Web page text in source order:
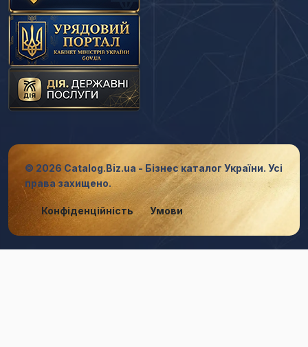
© 2026 Catalog.Biz.ua - Бізнес каталог України. Усі
права захищено.
Конфіденційність Умови